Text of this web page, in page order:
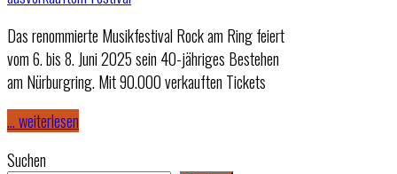
Das renommierte Musikfestival Rock am Ring feiert
vom 6. bis 8. Juni 2025 sein 40-jähriges Bestehen
am Nürburgring. Mit 90.000 verkauften Tickets
… weiterlesen
Suchen